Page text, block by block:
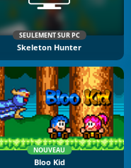
SEULEMENT SUR PC
Skeleton Hunter
NOUVEAU
Bloo Kid